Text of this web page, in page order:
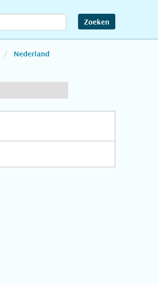
Zoeken
Nederland